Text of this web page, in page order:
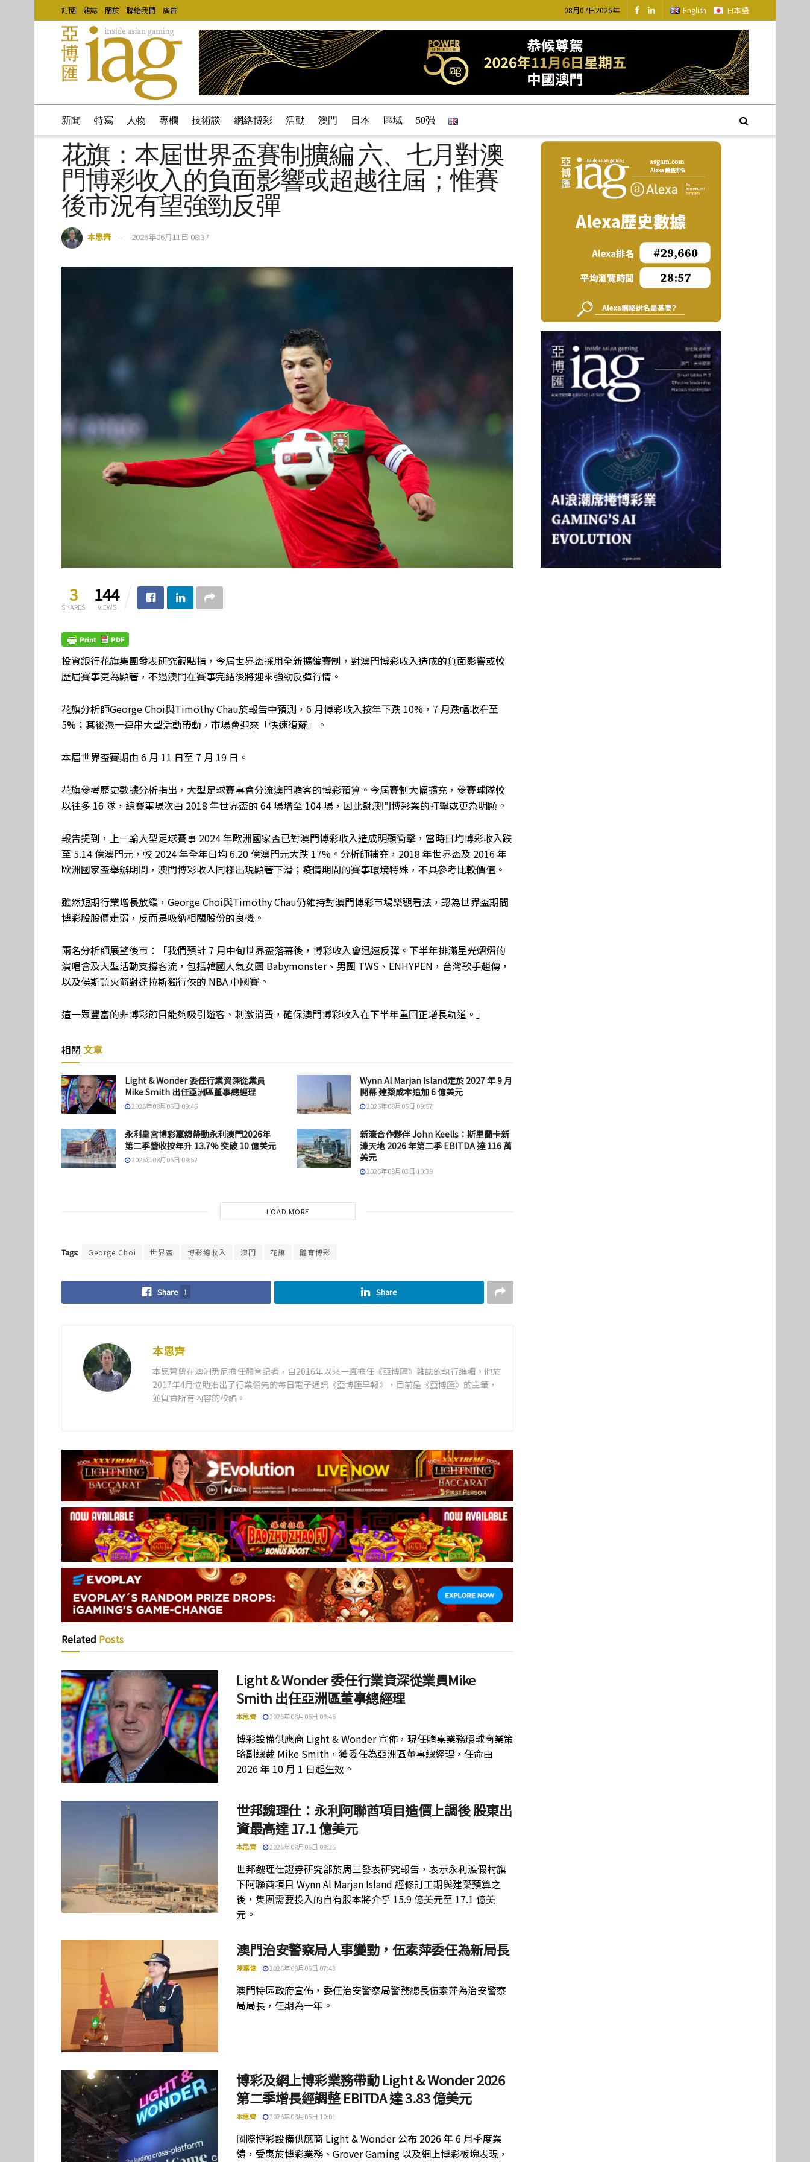
訂閱 雜誌 關於 聯絡我們 廣告 08月07日2026年 English 日本語
新聞 特寫 人物 專欄 技術談 網絡博彩 活動 澳門 日本 區域 50强
花旗：本屆世界盃賽制擴編 六、七月對澳
門博彩收入的負面影響或超越往屆；惟賽
後市況有望強勁反彈
本思齊 2026年06月11日 08:37
3
SHARES
144
VIEWS
投資銀行花旗集團發表研究觀點指，今屆世界盃採用全新擴編賽制，對澳門博彩收入造成的負面影響或較
歷屆賽事更為顯著，不過澳門在賽事完結後將迎來強勁反彈行情。
花旗分析師George Choi與Timothy Chau於報告中預測，6 月博彩收入按年下跌 10%，7 月跌幅收窄至
5%；其後憑一連串大型活動帶動，市場會迎來「快速復蘇」。
本屆世界盃賽期由 6 月 11 日至 7 月 19 日。
花旗參考歷史數據分析指出，大型足球賽事會分流澳門賭客的博彩預算。今屆賽制大幅擴充，參賽球隊較
以往多 16 隊，總賽事場次由 2018 年世界盃的 64 場增至 104 場，因此對澳門博彩業的打擊或更為明顯。
報告提到，上一輪大型足球賽事 2024 年歐洲國家盃已對澳門博彩收入造成明顯衝擊，當時日均博彩收入跌
至 5.14 億澳門元，較 2024 年全年日均 6.20 億澳門元大跌 17%。分析師補充，2018 年世界盃及 2016 年
歐洲國家盃舉辦期間，澳門博彩收入同樣出現顯著下滑；疫情期間的賽事環境特殊，不具參考比較價值。
雖然短期行業增長放緩，George Choi與Timothy Chau仍維持對澳門博彩市場樂觀看法，認為世界盃期間
博彩股股價走弱，反而是吸納相關股份的良機。
兩名分析師展望後市：「我們預計 7 月中旬世界盃落幕後，博彩收入會迅速反彈。下半年排滿星光熠熠的
演唱會及大型活動支撐客流，包括韓國人氣女團 Babymonster、男團 TWS、ENHYPEN，台灣歌手趙傳，
以及侯斯頓火箭對達拉斯獨行俠的 NBA 中國賽。
這一眾豐富的非博彩節目能夠吸引遊客、刺激消費，確保澳門博彩收入在下半年重回正增長軌道。」
相關 文章
Light & Wonder 委任行業資深從業員
Mike Smith 出任亞洲區董事總經理
2026年08月06日 09:46
Wynn Al Marjan Island定於 2027 年 9 月
開幕 建築成本追加 6 億美元
2026年08月05日 09:57
永利皇宮博彩贏額帶動永利澳門2026年
第二季營收按年升 13.7% 突破 10 億美元
2026年08月05日 09:52
新濠合作夥伴 John Keells：斯里蘭卡新
濠天地 2026 年第二季 EBITDA 達 116 萬
美元
2026年08月03日 10:39
LOAD MORE
Tags: George Choi 世界盃 博彩總收入 澳門 花旗 體育博彩
Share 1 Share
本思齊
本思齊曾在澳洲悉尼擔任體育記者，自2016年以來一直擔任《亞博匯》雜誌的執行編輯。他於
2017年4月協助推出了行業領先的每日電子通訊《亞博匯早報》，目前是《亞博匯》的主筆，
並負責所有內容的校編。
Related Posts
Light & Wonder 委任行業資深從業員Mike
Smith 出任亞洲區董事總經理
本思齊 2026年08月06日 09:46
博彩設備供應商 Light & Wonder 宣佈，現任賭桌業務環球商業策
略副總裁 Mike Smith，獲委任為亞洲區董事總經理，任命由
2026 年 10 月 1 日起生效。
世邦魏理仕：永利阿聯酋項目造價上調後 股東出
資最高達 17.1 億美元
本思齊 2026年08月06日 09:35
世邦魏理仕證券研究部於周三發表研究報告，表示永利渡假村旗
下阿聯酋項目 Wynn Al Marjan Island 經修訂工期與建築預算之
後，集團需要投入的自有股本將介乎 15.9 億美元至 17.1 億美
元。
澳門治安警察局人事變動，伍素萍委任為新局長
陳嘉俊 2026年08月06日 07:43
澳門特區政府宣佈，委任治安警察局警務總長伍素萍為治安警察
局局長，任期為一年。
博彩及網上博彩業務帶動 Light & Wonder 2026
第二季增長經調整 EBITDA 達 3.83 億美元
本思齊 2026年08月05日 10:01
國際博彩設備供應商 Light & Wonder 公布 2026 年 6 月季度業
績，受惠於博彩業務、Grover Gaming 以及網上博彩板塊表現，